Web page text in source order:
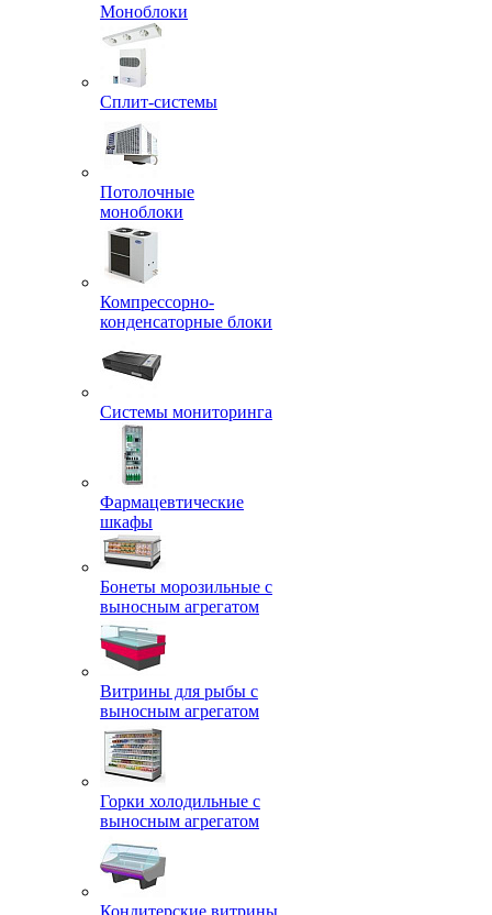
Моноблоки
Сплит-системы
Потолочные
моноблоки
Компрессорно-
конденсаторные блоки
Системы мониторинга
Фармацевтические
шкафы
Бонеты морозильные с
выносным агрегатом
Витрины для рыбы с
выносным агрегатом
Горки холодильные с
выносным агрегатом
Кондитерские витрины